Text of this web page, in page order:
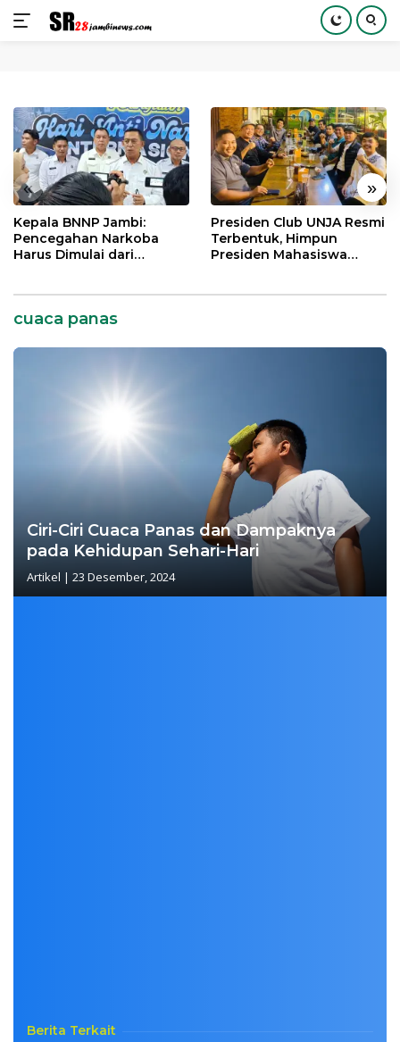
konten
« »
Kepala BNNP Jambi:
Pencegahan Narkoba
Harus Dimulai dari
Presiden Club UNJA Resmi
Terbentuk, Himpun
Presiden Mahasiswa
cuaca panas
Ciri-Ciri Cuaca Panas dan Dampaknya
pada Kehidupan Sehari-Hari
Artikel | 23 Desember, 2024
Berita Terkait